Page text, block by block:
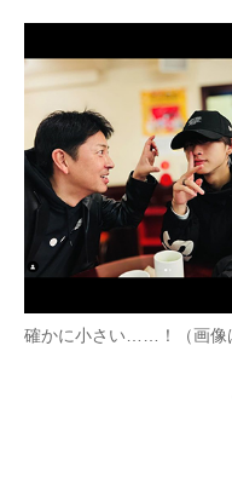
ビジネスと働き方のヒント
AI活用のいまが分かる
企業ITのトレンドを詳説
経営リーダーのコミュニテ
マーケ×ITの今がよく分か
ITエンジニア向け専門サ
確かに小さい……！（画像